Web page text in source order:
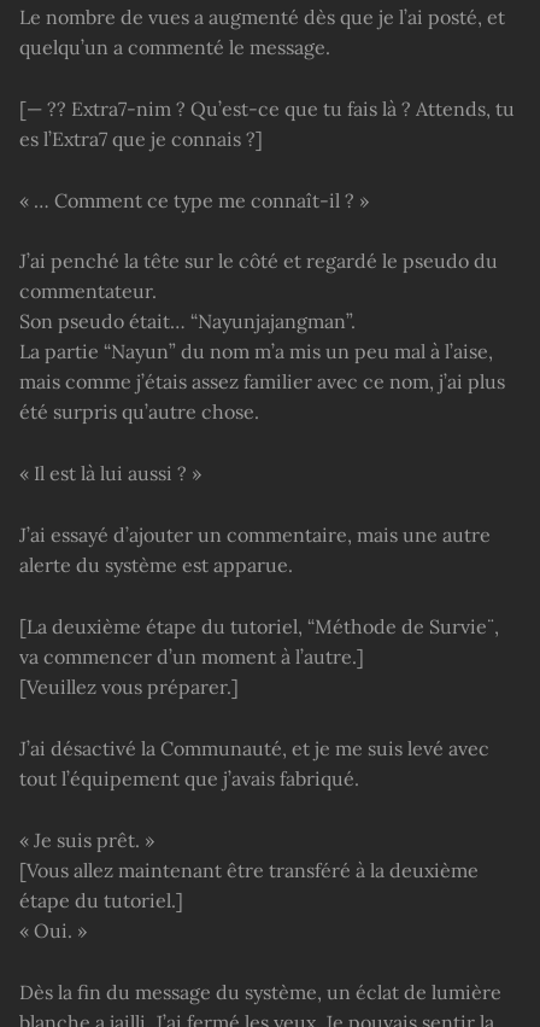
Le nombre de vues a augmenté dès que je l’ai posté, et
quelqu’un a commenté le message.
[— ?? Extra7-nim ? Qu’est-ce que tu fais là ? Attends, tu
es l’Extra7 que je connais ?]
« … Comment ce type me connaît-il ? »
J’ai penché la tête sur le côté et regardé le pseudo du
commentateur.
Son pseudo était… “Nayunjajangman”.
La partie “Nayun” du nom m’a mis un peu mal à l’aise,
mais comme j’étais assez familier avec ce nom, j’ai plus
été surpris qu’autre chose.
« Il est là lui aussi ? »
J’ai essayé d’ajouter un commentaire, mais une autre
alerte du système est apparue.
[La deuxième étape du tutoriel, “Méthode de Survie¨,
va commencer d’un moment à l’autre.]
[Veuillez vous préparer.]
J’ai désactivé la Communauté, et je me suis levé avec
tout l’équipement que j’avais fabriqué.
« Je suis prêt. »
[Vous allez maintenant être transféré à la deuxième
étape du tutoriel.]
« Oui. »
Dès la fin du message du système, un éclat de lumière
blanche a jailli. J’ai fermé les yeux. Je pouvais sentir la